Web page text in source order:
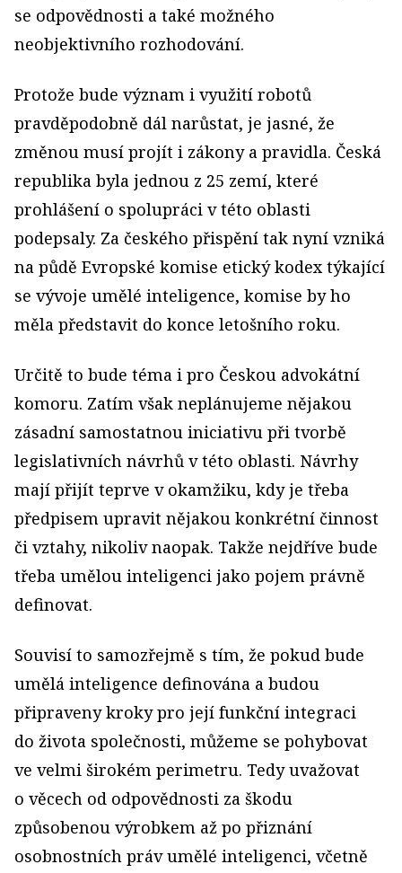
se odpovědnosti a také možného
neobjektivního rozhodování.
Protože bude význam i využití robotů
pravděpodobně dál narůstat, je jasné, že
změnou musí projít i zákony a pravidla. Česká
republika byla jednou z 25 zemí, které
prohlášení o spolupráci v této oblasti
podepsaly. Za českého přispění tak nyní vzniká
na půdě Evropské komise etický kodex týkající
se vývoje umělé inteligence, komise by ho
měla představit do konce letošního roku.
Určitě to bude téma i pro Českou advokátní
komoru. Zatím však neplánujeme nějakou
zásadní samostatnou iniciativu při tvorbě
legislativních návrhů v této oblasti. Návrhy
mají přijít teprve v okamžiku, kdy je třeba
předpisem upravit nějakou konkrétní činnost
či vztahy, nikoliv naopak. Takže nejdříve bude
třeba umělou inteligenci jako pojem právně
definovat.
Souvisí to samozřejmě s tím, že pokud bude
umělá inteligence definována a budou
připraveny kroky pro její funkční integraci
do života společnosti, můžeme se pohybovat
ve velmi širokém perimetru. Tedy uvažovat
o věcech od odpovědnosti za škodu
způsobenou výrobkem až po přiznání
osobnostních práv umělé inteligenci, včetně